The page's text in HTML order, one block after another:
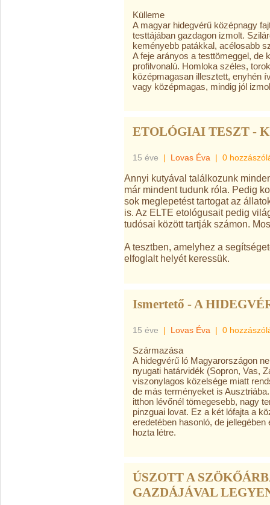
Külleme
A magyar hidegvérű középnagy
testtájában gazdagon izmolt.
keményebb patákkal, acélosabb
A feje arányos a testtömeggel, de
profilvonalú. Homloka széles,
középmagasan illesztett, enyhén
vagy középmagas, mindig jól
ETOLÓGIAI TESZT -
15 éve | Lovas Éva | 0
Annyi kutyával találkozunk
már mindent tudunk róla. Pedig
sok meglepetést tartogat az
is. Az ELTE etológusait pedig
tudósai között tartják számon.
A tesztben, amelyhez a
elfoglalt helyét keressük.
Ismertető - A
15 éve | Lovas Éva | 0
Származása
A hidegvérű ló Magyarországon
nyugati határvidék (Sopron, Vas,
viszonylagos közelsége miatt
de más terményeket is
itthon lévőnél tömegesebb, nagy
pinzguai lovat. Ez a két lófajta a
eredetében hasonló, de
hozta létre.
ÚSZOTT A
GAZDÁJÁVAL